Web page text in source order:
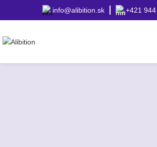
info@alibition.sk +421